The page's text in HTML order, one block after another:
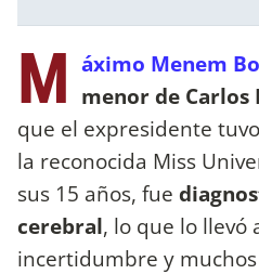
M áximo Menem
menor de Carlos
que el expresidente
la reconocida Miss
sus 15 años, fue
cerebral, lo que lo llevó
incertidumbre y